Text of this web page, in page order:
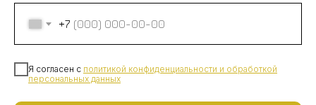
+7
Я согласен с политикой конфиденциальности и обработкой
персональных данных